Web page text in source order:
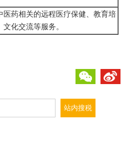
医药相关的远程医疗保健、教育培
文化交流等服务。